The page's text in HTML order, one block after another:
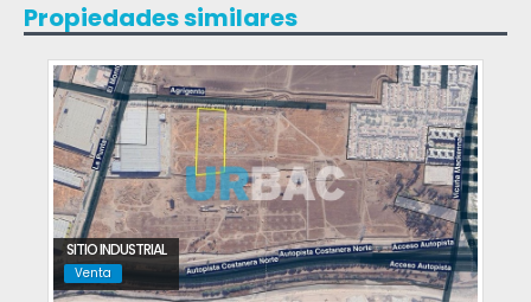
Propiedades similares
SITIO INDUSTRIAL
Venta